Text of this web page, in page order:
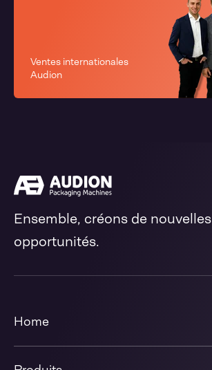
Ventes internationales
Audion
Ensemble, créons de nouvelles
opportunités.
Home